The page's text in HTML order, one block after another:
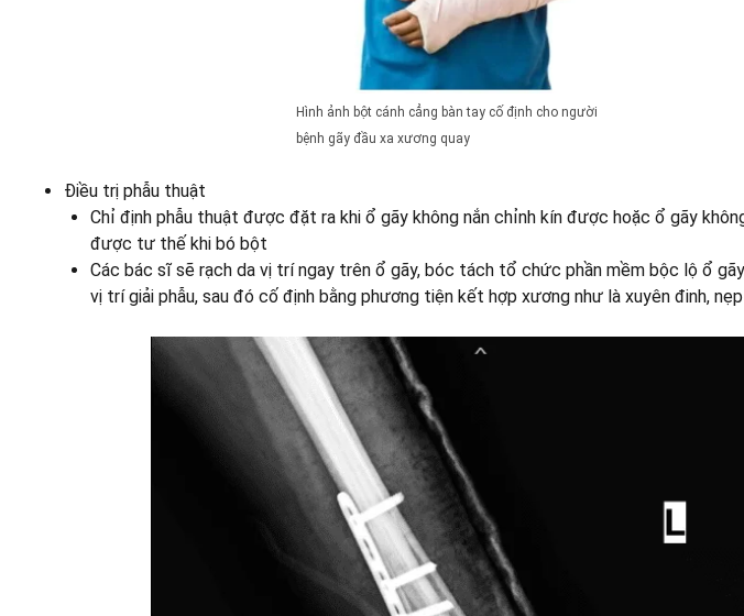
Hình ảnh bột cánh cẳng bàn tay cố định cho người
bệnh gãy đầu xa xương quay
Điều trị phẫu thuật
Chỉ định phẫu thuật được đặt ra khi ổ gãy không nắn chỉnh kín được hoặc ổ gãy
được tư thế khi bó bột
Các bác sĩ sẽ rạch da vị trí ngay trên ổ gãy, bóc tách tổ chức phần mềm bộc lộ ổ
vị trí giải phẫu, sau đó cố định bằng phương tiện kết hợp xương như là xuyên đinh,